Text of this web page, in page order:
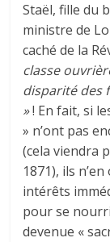
Staël, fille du
ministre de
caché de la
classe
disparité des
»! En fait, si
» n’ont pas
(cela viendra
1871), ils
intérêts
pour se
devenue «